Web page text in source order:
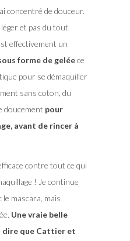
concentré de douceur.
et pas du tout
effectivement un
forme de geléece
pour se démaquiller
sans coton, du
doucement pour
avant de rincer à
contre tout ce qui
! Je continue
le mascara, mais
Une vraie belle
dire que Cattier et